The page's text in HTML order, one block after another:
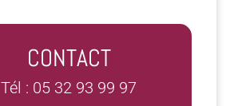
CONTACT
Tél : 05 32 93 99 97